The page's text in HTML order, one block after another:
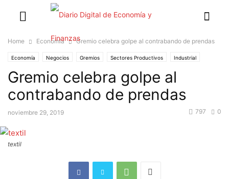
Home Economía Gremio celebra golpe al contrabando de prendas
Economía Negocios Gremios Sectores Productivos Industrial
Industrias
Gremio celebra golpe al
contrabando de prendas
noviembre 29, 2019 0
797
textil